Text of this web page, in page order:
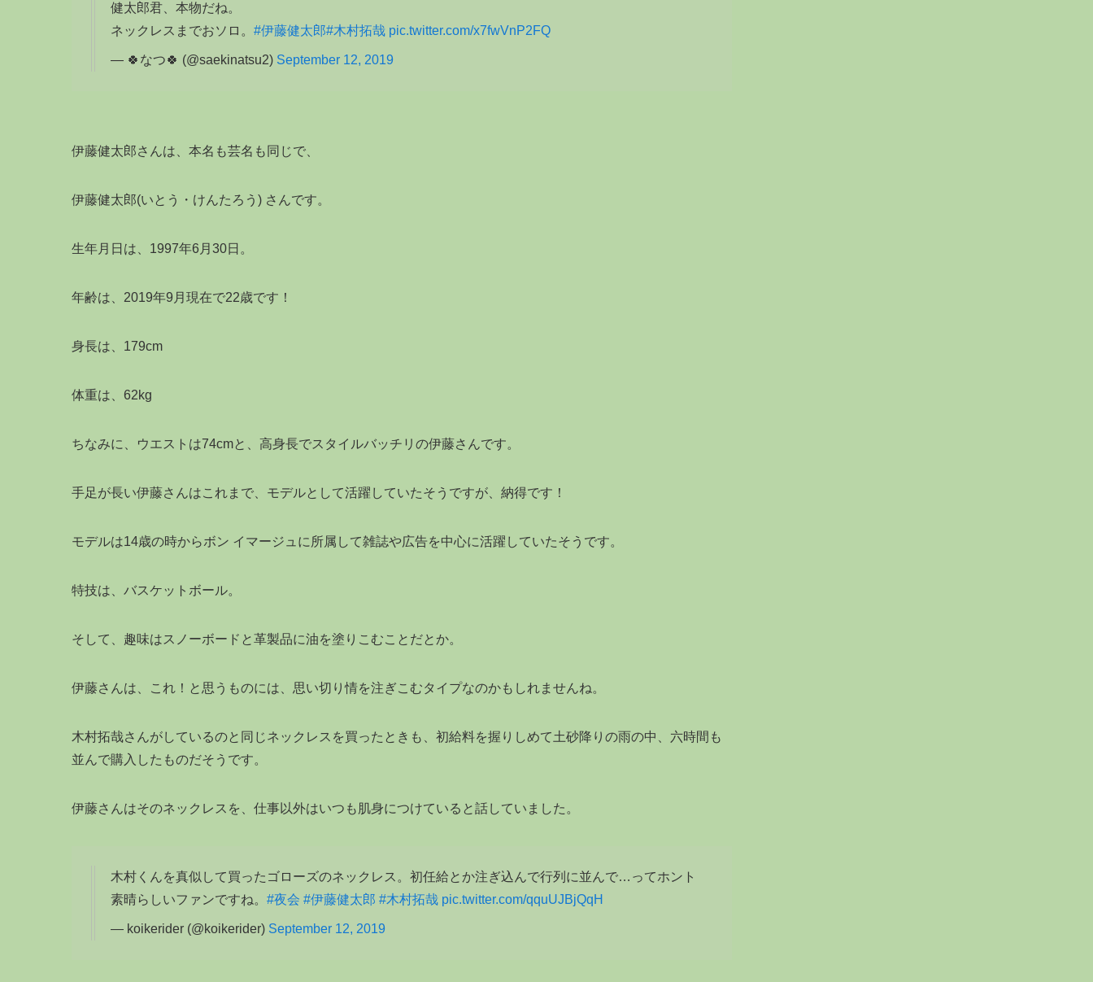
健太郎君、本物だね。
ネックレスまでおソロ。 #伊藤健太郎#木村拓哉 pic.twitter.com/x7fwVnP2FQ
— 🍀なつ🍀 (@saekinatsu2) September 12, 2019
伊藤健太郎さんは、本名も芸名も同じで、
伊藤健太郎(いとう・けんたろう) さんです。
生年月日は、1997年6月30日。
年齢は、2019年9月現在で22歳です！
身長は、179cm
体重は、62kg
ちなみに、ウエストは74cmと、高身長でスタイルバッチリの伊藤さんです。
手足が長い伊藤さんはこれまで、モデルとして活躍していたそうですが、納得です！
モデルは14歳の時からボン イマージュに所属して雑誌や広告を中心に活躍していたそうです。
特技は、バスケットボール。
そして、趣味はスノーボードと革製品に油を塗りこむことだとか。
伊藤さんは、これ！と思うものには、思い切り情を注ぎこむタイプなのかもしれませんね。
木村拓哉さんがしているのと同じネックレスを買ったときも、初給料を握りしめて土砂降りの雨の中、六時間も
並んで購入したものだそうです。
伊藤さんはそのネックレスを、仕事以外はいつも肌身につけていると話していました。
木村くんを真似して買ったゴローズのネックレス。初任給とか注ぎ込んで行列に並んで…ってホント
素晴らしいファンですね。 #夜会 #伊藤健太郎 #木村拓哉 pic.twitter.com/qquUJBjQqH
— koikerider (@koikerider) September 12, 2019